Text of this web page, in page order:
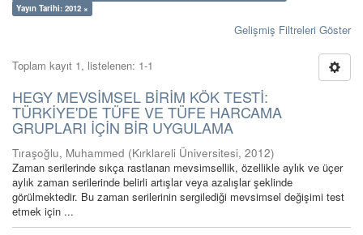
Yayın Tarihi: 2012 ×
Gelişmiş Filtreleri Göster
Toplam kayıt 1, listelenen: 1-1
HEGY MEVSİMSEL BİRİM KÖK TESTİ:
TÜRKİYE'DE TÜFE VE TÜFE HARCAMA
GRUPLARI İÇİN BİR UYGULAMA
Tıraşoğlu, Muhammed (Kırklareli Üniversitesi, 2012)
Zaman serilerinde sıkça rastlanan mevsimsellik, özellikle aylık ve üçer
aylık zaman serilerinde belirli artışlar veya azalışlar şeklinde
görülmektedir. Bu zaman serilerinin sergilediği mevsimsel değişimi test
etmek için ...